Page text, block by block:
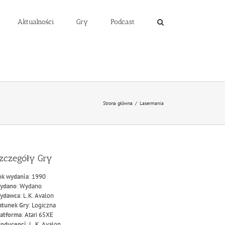
Aktualności Gry Podcast
Strona główna / Lasermania
Gry
wydania: 1990
:Wydano
: L.K. Avalon
Gry: Logiczna
:Atari 65XE